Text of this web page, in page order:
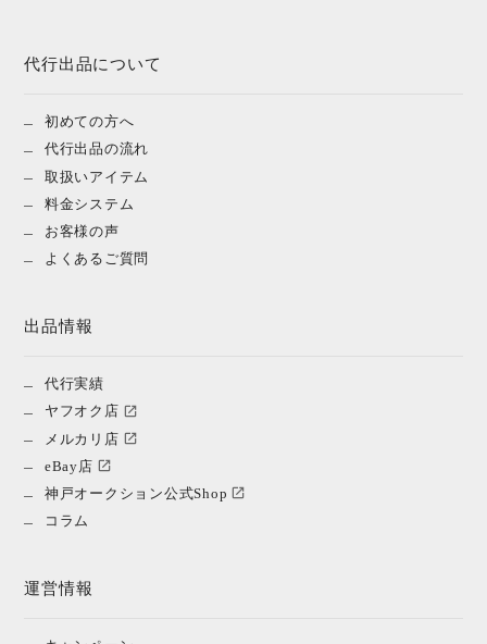
代行出品について
初めての方へ
代行出品の流れ
取扱いアイテム
料金システム
お客様の声
よくあるご質問
出品情報
代行実績
ヤフオク店
メルカリ店
eBay店
神戸オークション公式Shop
コラム
運営情報